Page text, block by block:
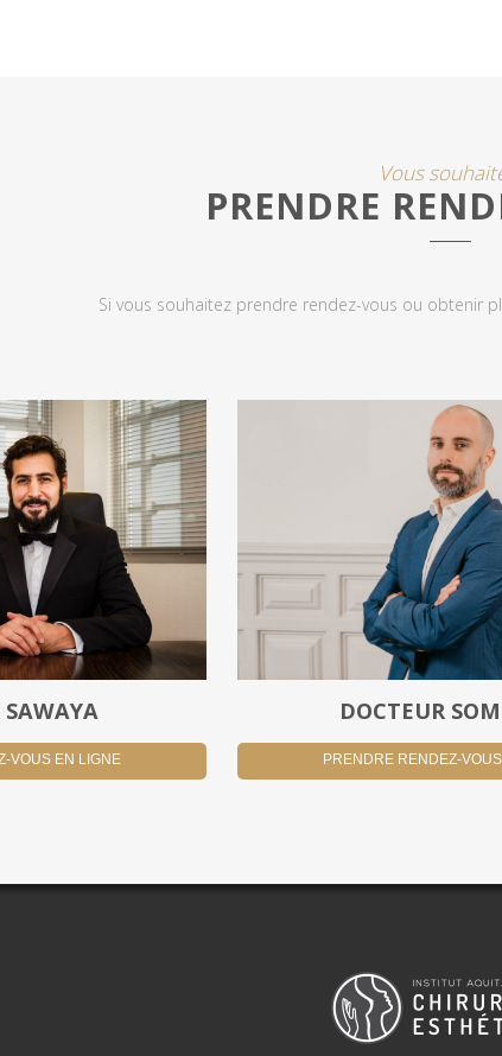
Vous
PRENDRE
Si vous souhaitez prendre rendez-vous ou obtenir
SAWAYA
VOUS EN LIGNE
DOCTEUR
PRENDRE RENDEZ-